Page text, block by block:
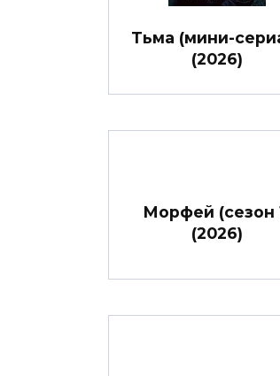
Тьма (мини-
(2026)
Морфей (сезон
(2026)